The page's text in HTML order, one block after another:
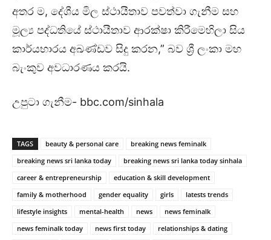
අතර ම, දේශීය මිල ස්ථායීතාව පවත්වා ගැනීම සහ
මූල්‍ය පද්ධතියේ ස්ථායීතාව ආරක්ෂා කිරීමෙහිලා සිය
කාර්යභාරය අඛණ්ඩව සිදු කරන,” බව ශ්‍රී ලංකා මහ
බැංකුව අවධාරණය කරයි.
උපුටා ගැනීම- bbc.com/sinhala
TAGS beauty & personal care
breaking news feminalk
breaking news sri lanka today
breaking news sri lanka today sinhala
career & entrepreneurship
education & skill development
family & motherhood
gender equality girls
latests trends
lifestyle insights
mental-health news
news feminalk
news feminalk today
news first today
relationships & dating